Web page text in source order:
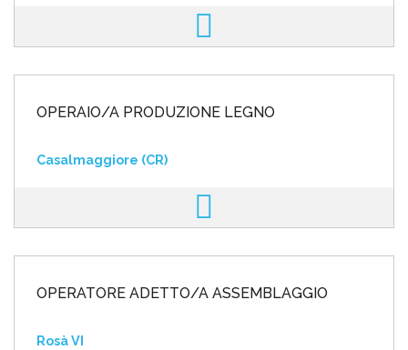
OPERAIO/A PRODUZIONE LEGNO
Casalmaggiore (CR)
OPERATORE ADETTO/A ASSEMBLAGGIO
Rosà VI